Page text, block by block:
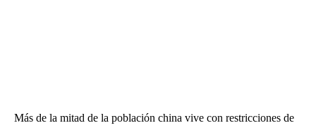
Más de la mitad de la población china vive con restricciones de